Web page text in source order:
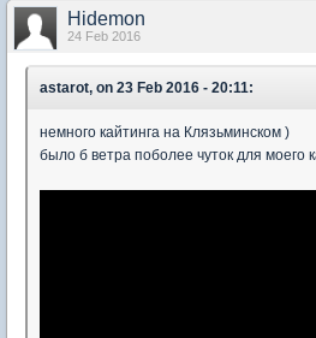
Hidemon
24 Feb 2016
astarot, on 23 Feb 2016 - 20:11:
немного кайтинга на Клязьминском )
было б ветра поболее чуток для моего